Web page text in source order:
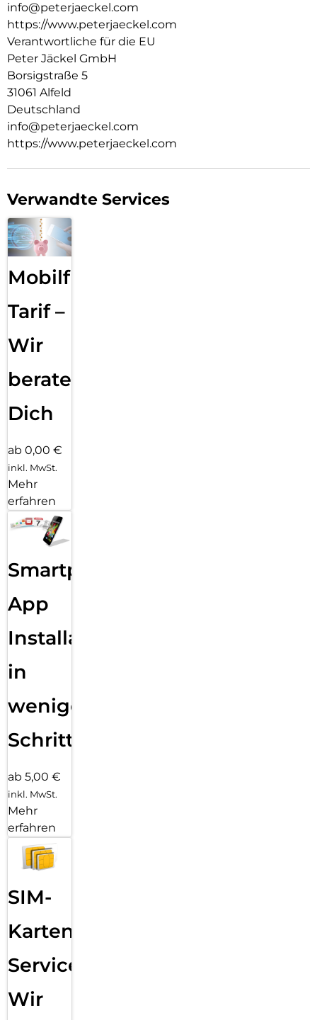
info@peterjaeckel.com
https://www.peterjaeckel.com
Verantwortliche für die EU
Peter Jäckel GmbH
Borsigstraße 5
31061 Alfeld
Deutschland
info@peterjaeckel.com
https://www.peterjaeckel.com
Verwandte Services
Mobilfunk
Tarif –
Wir
beraten
Dich
ab 0,00 €
inkl. MwSt.
Mehr
erfahren
Smartphone
App
Installation
in
wenigen
Schritten
ab 5,00 €
inkl. MwSt.
Mehr
erfahren
SIM-
Karten
Service:
Wir